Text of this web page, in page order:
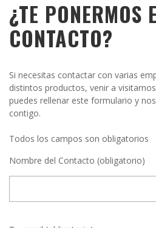
¿TE PONERMOS
CONTACTO?
Si necesitas contactar con varias
distintos productos, venir a
puedes rellenar este formulario y
contigo.
Todos los campos son obligatorios
Nombre del Contacto (obligatorio)